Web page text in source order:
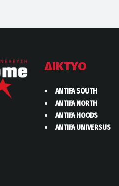
ΔΙΚΤΥΟ
ANTIFA SOUTH
ANTIFA NORTH
ANTIFA HOODS
ANTIFA UNIVERSUS